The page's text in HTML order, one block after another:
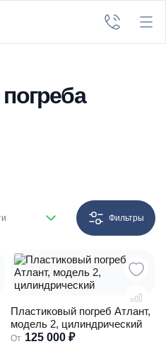
Фильтры
Пластиковый погреб Атлант,
модель 2, цилиндрический
От 125 000 ₽